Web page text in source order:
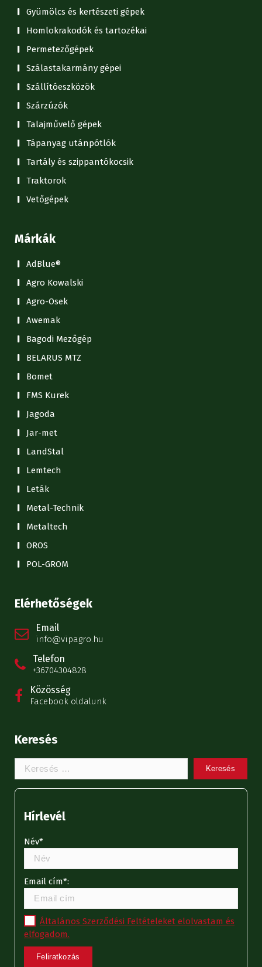
Gyümölcs és kertészeti gépek
Homlokrakodók és tartozékai
Permetezőgépek
Szálastakarmány gépei
Szállítóeszközök
Szárzúzók
Talajművelő gépek
Tápanyag utánpótlók
Tartály és szippantókocsik
Traktorok
Vetőgépek
Márkák
AdBlue®
Agro Kowalski
Agro-Osek
Awemak
Bagodi Mezőgép
BELARUS MTZ
Bomet
FMS Kurek
Jagoda
Jar-met
LandStal
Lemtech
Leták
Metal-Technik
Metaltech
OROS
POL-GROM
Elérhetőségek
Email
info@vipagro.hu
Telefon
+36704304828
Közösség
Facebook oldalunk
Keresés
Keresem:
Hírlevél
Név*
Email cím*:
Általános Szerződési Feltételeket elolvastam és
elfogadom.